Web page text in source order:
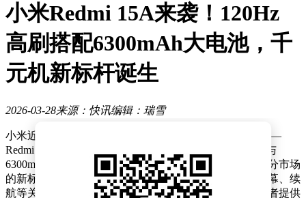
小米Redmi 15A来袭！120Hz
高刷搭配6300mAh大电池，千
元机新标杆诞生
2026-03-28来源：快讯编辑：瑞雪
小米近日推出一款面向大众市场的全新入门级5G手机——
Redmi 15A，以999元起售的价格将120Hz高刷新率屏幕与
6300mAh超大容量电池组合带入千元价位段，成为该细分市场
的新标杆。这款产品通过精准聚焦用户核心需求，在屏幕、续
航等关键领域实现突破性配置下放，为预算有限的消费者提供